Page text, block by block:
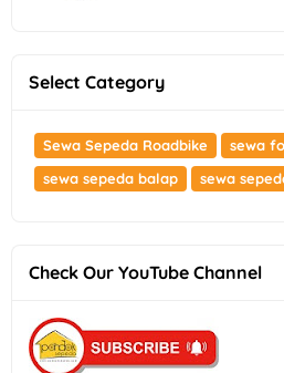
Select Category
Sewa Sepeda Roadbike
sewa
sewa sepeda balap
sewa
Check Our YouTube Channel